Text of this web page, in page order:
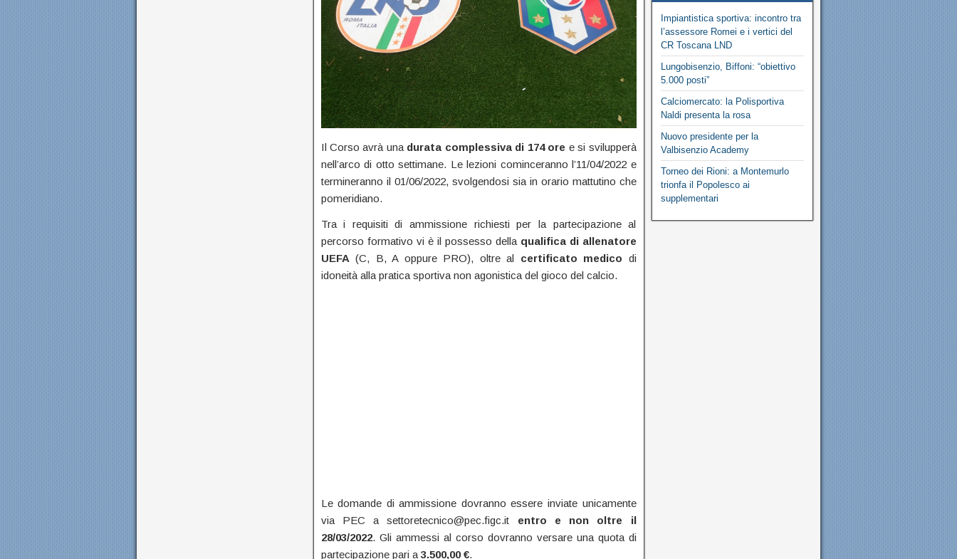
Il Corso avrà una durata complessiva di 174 ore e si svilupperà
nell’arco di otto settimane. Le lezioni cominceranno l’11/04/2022 e
termineranno il 01/06/2022, svolgendosi sia in orario mattutino che
pomeridiano.
Tra i requisiti di ammissione richiesti per la partecipazione al
percorso formativo vi è il possesso della qualifica di allenatore
UEFA (C, B, A oppure PRO), oltre al certificato medico di
idoneità alla pratica sportiva non agonistica del gioco del calcio.
Le domande di ammissione dovranno essere inviate unicamente
via PEC a settoretecnico@pec.figc.it entro e non oltre il
28/03/2022. Gli ammessi al corso dovranno versare una quota di
partecipazione pari a 3.500,00 €.
Impiantistica sportiva: incontro tra
l’assessore Romei e i vertici del
CR Toscana LND
Lungobisenzio, Biffoni: “obiettivo
5.000 posti”
Calciomercato: la Polisportiva
Naldi presenta la rosa
Nuovo presidente per la
Valbisenzio Academy
Torneo dei Rioni: a Montemurlo
trionfa il Popolesco ai
supplementari